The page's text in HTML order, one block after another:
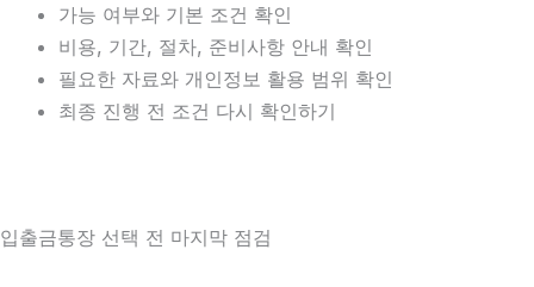
가능 여부와 기본 조건 확인
비용, 기간, 절차, 준비사항 안내 확인
필요한 자료와 개인정보 활용 범위 확인
최종 진행 전 조건 다시 확인하기
입출금통장 선택 전 마지막 점검